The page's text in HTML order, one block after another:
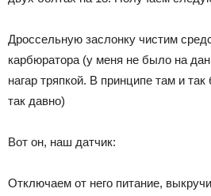
Дроссельную заслонку чистим
карбюратора (у меня не было на
нагар тряпкой. В принципе там и
так давно)
Вот он, наш датчик:
Отключаем от него питание,